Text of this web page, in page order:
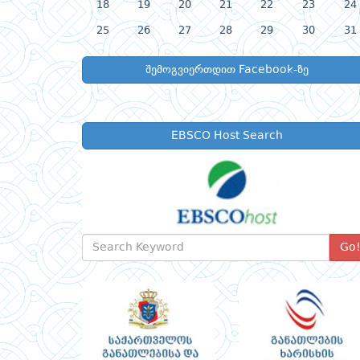
18 19 20 21 22 23 24
25 26 27 28 29 30 31
შემოგვიერთდით Facebook-ზე
EBSCO Host Search
Go!